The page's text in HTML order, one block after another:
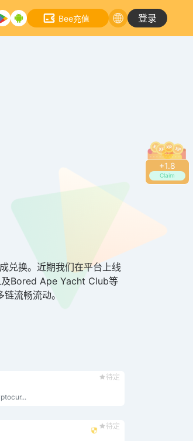
+2.0
Claim
Bee充值 登录
兑换。近期我们在平台上线
及Bored Ape Yacht Club等
流畅流动。
待定
待定